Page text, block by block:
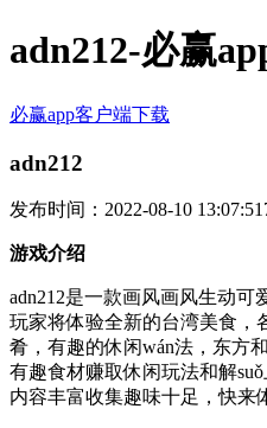
adn212-必赢
必赢app客户端下载
adn212
发布时间：2022-08-10 13:07:51
游戏介绍
adn212是一款画风画风生动可
玩家将体验全新的台湾美食，
肴，有趣的休闲wán法，东方
有趣食材赚取休闲玩法和解
内容丰富收集趣味十足，快来